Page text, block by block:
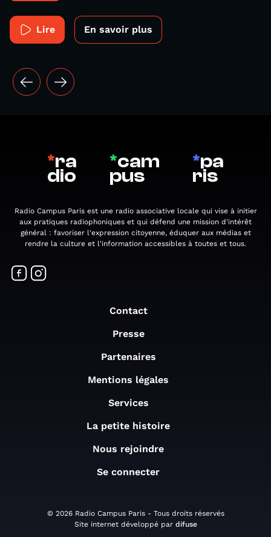
Lire En savoir plus
*ra
dio
*cam
pus
*pa
ris
Radio Campus Paris est une radio associative locale qui vise à initier
aux pratiques radiophoniques et qui défend une mission d'intérêt
général : favoriser l'expression citoyenne, éduquer aux médias et
rendre la culture et l'information accessibles à toutes et tous.
Contact
Presse
Partenaires
Mentions légales
Services
La petite histoire
Nous rejoindre
Se connecter
© 2026 Radio Campus Paris - Tous droits réservés
Site internet développé par difuse